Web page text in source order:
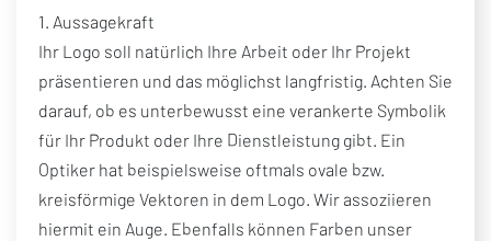
1. Aussagekraft
Ihr Logo soll natürlich Ihre Arbeit oder Ihr Projekt
präsentieren und das möglichst langfristig. Achten Sie
darauf, ob es unterbewusst eine verankerte Symbolik
für Ihr Produkt oder Ihre Dienstleistung gibt. Ein
Optiker hat beispielsweise oftmals ovale bzw.
kreisförmige Vektoren in dem Logo. Wir assoziieren
hiermit ein Auge. Ebenfalls können Farben unser